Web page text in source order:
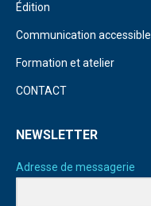
Édition
Communication accessible
Formation et atelier
CONTACT
NEWSLETTER
Adresse de messagerie